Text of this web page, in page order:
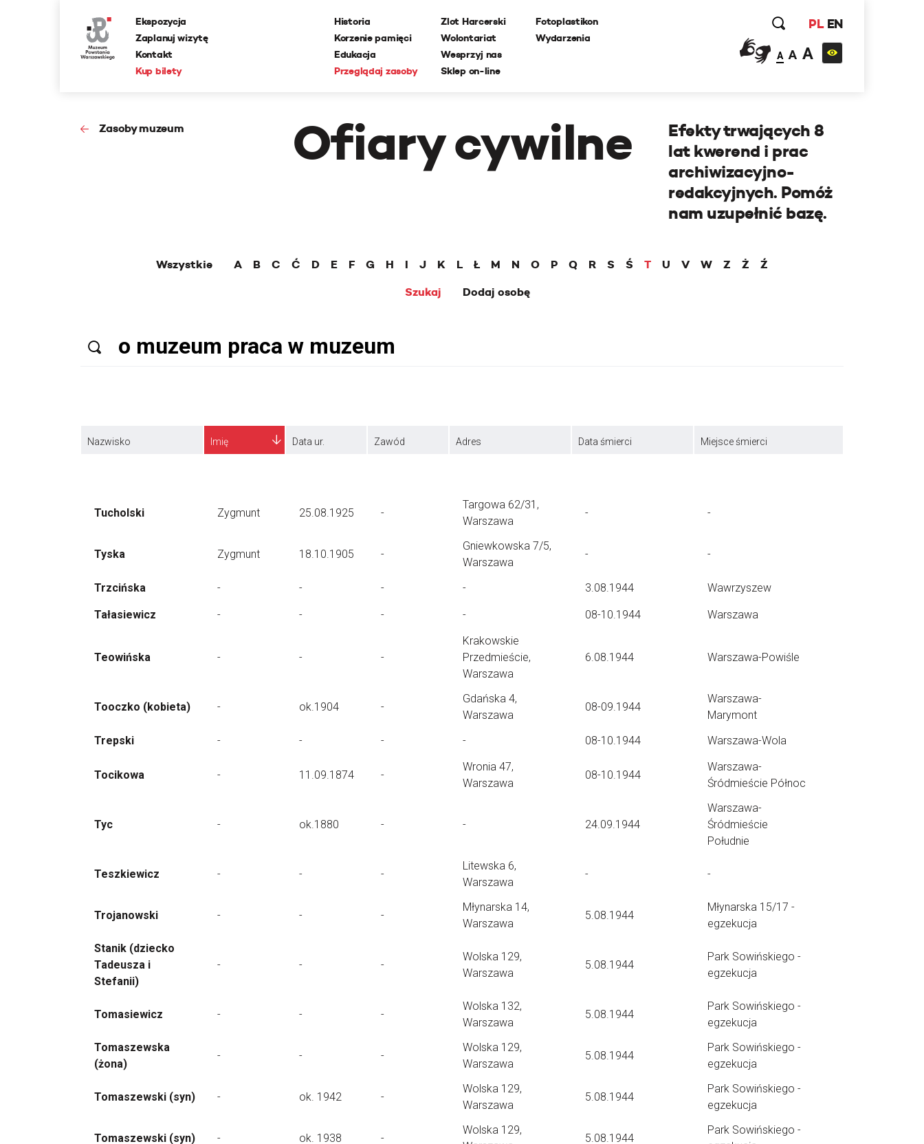
Ekspozycja
Zaplanuj wizytę
Kontakt
Kup bilety
Historia
Korzenie pamięci
Edukacja
Przeglądaj zasoby
Zlot Harcerski
Wolontariat
Wesprzyj nas
Sklep on-line
Fotoplastikon
Wydarzenia
PL EN
A A A
Zasoby muzeum Ofiary cywilne
Efekty trwających 8
lat kwerend i prac
archiwizacyjno-
redakcyjnych. Pomóż
nam uzupełnić bazę.
Wszystkie A B C Ć D E F G H I J K L Ł M N O P Q R S Ś T U V W Z Ż
Ź
Szukaj
Dodaj osobę
Nazwisko Imię Data ur. Zawód Adres Data śmierci Miejsce śmierci
Tucholski Zygmunt 25.08.1925 -
Targowa 62/31,
Warszawa
- -
Tyska Zygmunt 18.10.1905 -
Gniewkowska 7/5,
Warszawa
- -
Trzcińska - - - - 3.08.1944 Wawrzyszew
Tałasiewicz - - - - 08-10.1944 Warszawa
Teowińska - - -
Krakowskie
Przedmieście,
Warszawa
6.08.1944 Warszawa-Powiśle
Tooczko (kobieta) - ok.1904 -
Gdańska 4,
Warszawa
08-09.1944
Warszawa-
Marymont
Trepski
- - - - 08-10.1944 Warszawa-Wola
Tocikowa - 11.09.1874 -
Wronia 47,
Warszawa
08-10.1944
Warszawa-
Śródmieście Północ
Tyc - ok.1880 - - 24.09.1944
Warszawa-
Śródmieście
Południe
Teszkiewicz - - -
Litewska 6,
Warszawa
- -
Trojanowski - - -
Młynarska 14,
Warszawa
5.08.1944
Młynarska 15/17 -
egzekucja
Stanik (dziecko
Tadeusza i
Stefanii)
- - -
Wolska 129,
Warszawa
5.08.1944
Park Sowińskiego -
egzekucja
Tomasiewicz - - -
Wolska 132,
Warszawa
5.08.1944
Park Sowińskiego -
egzekucja
Tomaszewska
(żona)
- - -
Wolska 129,
Warszawa
5.08.1944
Park Sowińskiego -
egzekucja
Tomaszewski (syn) - ok. 1942 -
Wolska 129,
Warszawa
5.08.1944
Park Sowińskiego -
egzekucja
Tomaszewski (syn) - ok. 1938 -
Wolska 129,
5.08.1944
Park Sowińskiego -